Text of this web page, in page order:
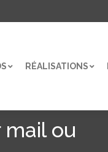
RÉALISATIONS
ou